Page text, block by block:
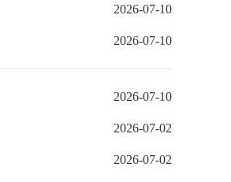
2026-07-10
2026-07-10
2026-07-10
2026-07-02
2026-07-02